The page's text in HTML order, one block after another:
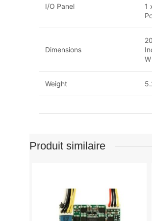
I/O Panel
1
Dimensions
Weight
Produit similaire